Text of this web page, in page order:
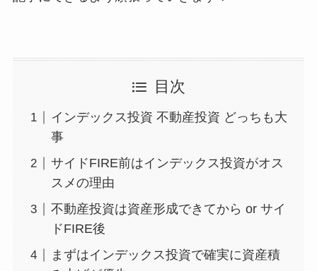
目次
インデックス投資 不動産投資 どっちも大
事
サイドFIRE前はインデックス投資がオス
スメの理由
不動産投資は資産形成できてから or サイ
ドFIRE後
まずはインデックス投資で確実に資産積